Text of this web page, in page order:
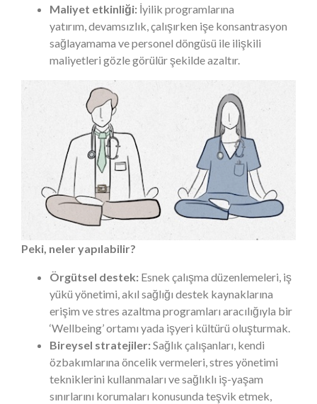
Maliyet etkinliği: İyilik programlarına
yatırım, devamsızlık, çalışırken işe konsantrasyon
sağlayamama ve personel döngüsü ile ilişkili
maliyetleri gözle görülür şekilde azaltır.
Peki, neler yapılabilir?
Örgütsel destek: Esnek çalışma düzenlemeleri, iş
yükü yönetimi, akıl sağlığı destek kaynaklarına
erişim ve stres azaltma programları aracılığıyla bir
‘Wellbeing’ ortamı yada işyeri kültürü oluşturmak.
Bireysel stratejiler:Sağlık çalışanları, kendi
özbakımlarına öncelik vermeleri, stres yönetimi
tekniklerini kullanmaları ve sağlıklı iş-yaşam
sınırlarını korumaları konusunda teşvik etmek,